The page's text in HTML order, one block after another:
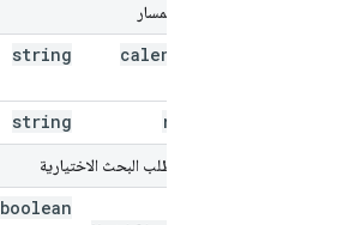
مَعلمات المسار
calendar
string
rule
string
مَعلمات طلب البحث الاختيارية
boolean